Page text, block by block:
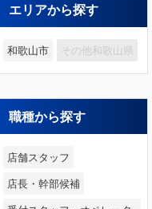
エリアから探す
和歌山市 その他和歌山県
職種から探す
店舗スタッフ
店長・幹部候補